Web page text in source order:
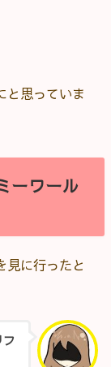
と思っていま
ーワール
見に行ったと